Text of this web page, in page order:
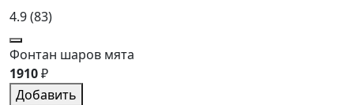
4.9(83)
Фонтан шаров мята
1910₽
Добавить